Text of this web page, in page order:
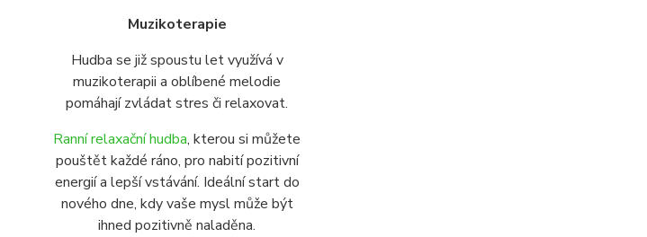
Muzikoterapie
Hudba se již spoustu let využívá v
muzikoterapii a oblíbené melodie
pomáhají zvládat stres či relaxovat.
Ranní relaxační hudba, kterou si můžete
pouštět každé ráno, pro nabití pozitivní
energií a lepší vstávání. Ideální start do
nového dne, kdy vaše mysl může být
ihned pozitivně naladěna.